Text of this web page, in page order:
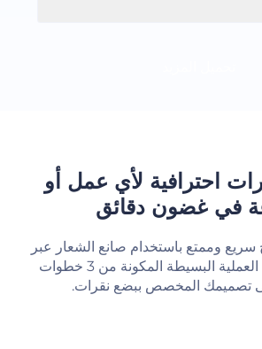
لأي عمل أو
غضون دقائق
باستخدام صانع الشعار عبر
الإنترنت. اتبع هذه العملية البسيطة المكونة من 3 خطوات
المخصص ببضع نقرات.‬